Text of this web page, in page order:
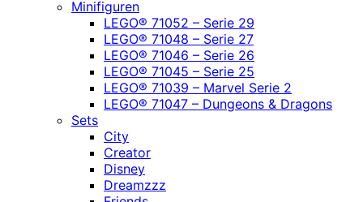
Minifiguren
LEGO® 71052 – Serie 29
LEGO® 71048 – Serie 27
LEGO® 71046 – Serie 26
LEGO® 71045 – Serie 25
LEGO® 71039 – Marvel Serie 2
LEGO® 71047 – Dungeons & Dragons
Sets
City
Creator
Disney
Dreamzzz